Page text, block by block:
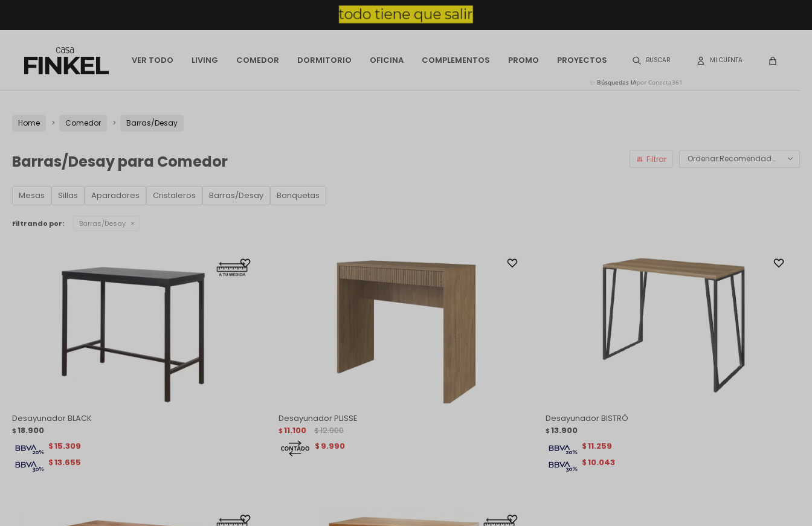
VER TODO LIVING COMEDOR DORMITORIO OFICINA COMPLEMENTOS PROMO PROYECTOS
Búsquedas IApor Conecta361
Home Comedor Barras/Desay
Barras/Desay para Comedor Recomendados
Mesas Sillas Aparadores Cristaleros Barras/Desay Banquetas
Filtrando por: Barras/Desay
Desayunador BLACK
$ 18.900
$13.655
$15.309
Desayunador PLISSE
$ 11.100 $ 12.900
$ 9.990
Desayunador BISTRÓ
$ 13.900
$10.043
$11.259